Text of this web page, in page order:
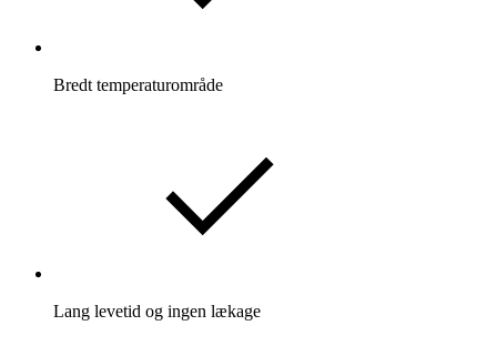
Bredt temperaturområde
Lang levetid og ingen lækage